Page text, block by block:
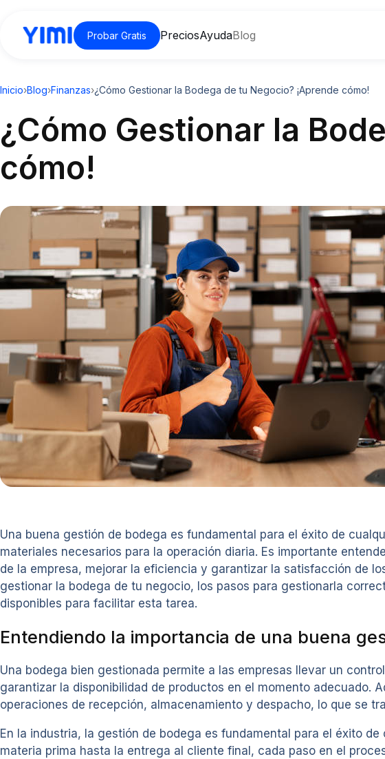
Probar Gratis PreciosAyudaBlog
Inicio›Blog›Finanzas›¿Cómo Gestionar la Bodega de tu Negocio? ¡Aprende cómo!
¿Cómo Gestionar la
cómo!
Una buena gestión de bodega es fundamental para el éxito de
materiales necesarios para la operación diaria. Es importante
de la empresa, mejorar la eficiencia y garantizar la satisfacción de
gestionar la bodega de tu negocio, los pasos para gestionarla
disponibles para facilitar esta tarea.
Entendiendo la importancia de una buena
Una bodega bien gestionada permite a las empresas llevar un
garantizar la disponibilidad de productos en el momento adecuado.
operaciones de recepción, almacenamiento y despacho, lo que se
En la industria, la gestión de bodega es fundamental para el éxito
materia prima hasta la entrega al cliente final, cada paso en el